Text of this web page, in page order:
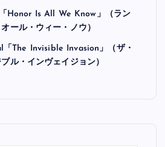
Honor Is All We Know」（ラン
ール・ウィー・ノウ）
「The Invisible Invasion」（ザ・
ル・インヴェイジョン）